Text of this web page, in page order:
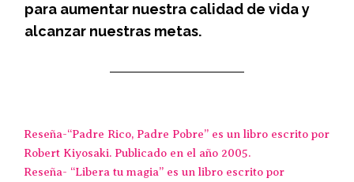
para aumentar nuestra calidad de vida y
alcanzar nuestras metas.
Reseña-“Padre Rico, Padre Pobre” es un libro escrito por
Robert Kiyosaki. Publicado en el año 2005.
Reseña- “Libera tu magia” es un libro escrito por